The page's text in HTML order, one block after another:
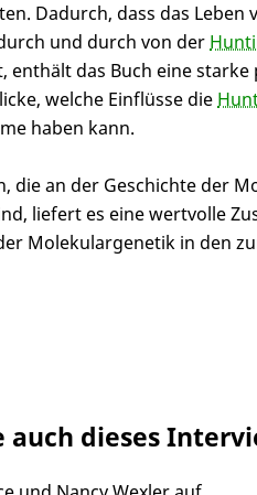
Dadurch, dass das Leben
und durch von der
enthält das Buch eine starke
welche Einflüsse die
haben kann.
die an der Geschichte der
liefert es eine wertvolle
Molekulargenetik in den
auch dieses